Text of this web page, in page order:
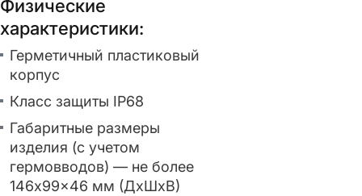
Физические
характеристики:
Герметичный пластиковый
корпус
Класс защиты IP68
Габаритные размеры
изделия (с учетом
гермовводов) — не более
146x99x46 мм (ДxШxВ)